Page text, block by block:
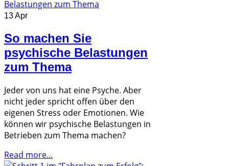
13 Apr
So machen Sie
psychische Belastungen
zum Thema
Jeder von uns hat eine Psyche. Aber
nicht jeder spricht offen über den
eigenen Stress oder Emotionen. Wie
können wir psychische Belastungen in
Betrieben zum Thema machen?
Read more...